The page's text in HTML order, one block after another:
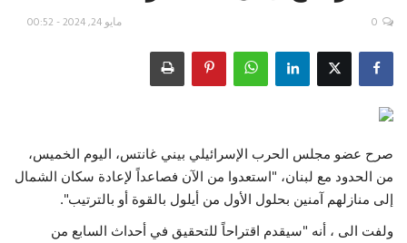
اقتصاد
رياضة
فيديو
مايو 24, 2024 - 00:52 0
صرح عضو مجلس الحرب الإسرائيلي بيني غانتس، اليوم الخميس،
من الحدود مع لبنان، "استعدوا من الآن فصاعداً لإعادة سكان الشمال
إلى منازلهم آمنين بحلول الأول من أيلول بالقوة أو بالترتيب".
ولفت الى ، أنه "سيقدم اقتراحاً للتحقيق في أحداث السابع من